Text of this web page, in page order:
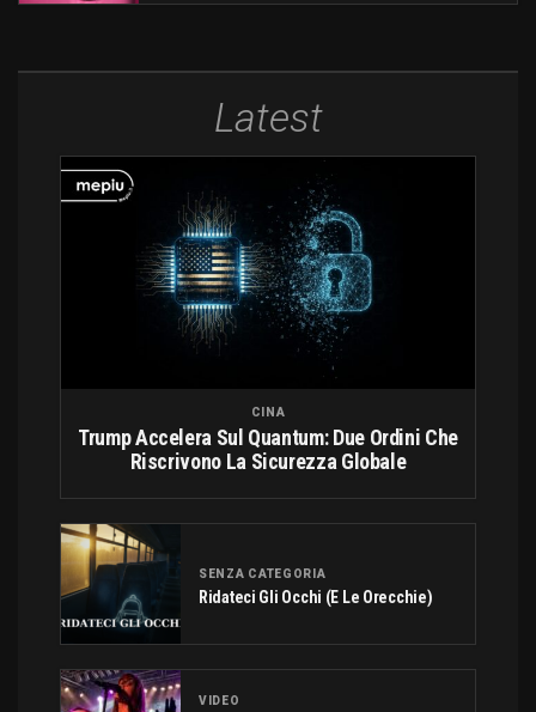
Latest
CINA
Trump Accelera Sul Quantum: Due Ordini Che
Riscrivono La Sicurezza Globale
SENZA CATEGORIA
Ridateci Gli Occhi (e Le Orecchie)
VIDEO